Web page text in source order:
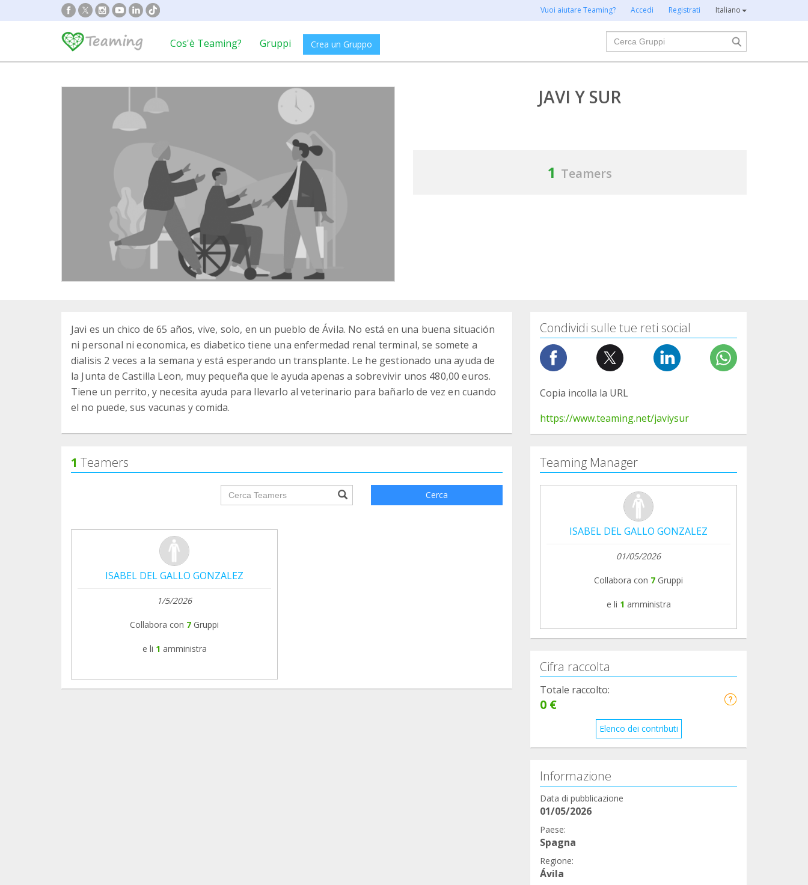
Vuoi aiutare Teaming? Accedi Registrati Italiano
Cos'è Teaming? Gruppi Crea un Gruppo
Cerca
JAVI Y SUR
1 Teamers
Javi es un chico de 65 años, vive, solo, en un pueblo de Ávila. No está en una buena situación
ni personal ni economica, es diabetico tiene una enfermedad renal terminal, se somete a
dialisis 2 veces a la semana y está esperando un transplante. Le he gestionado una ayuda de
la Junta de Castilla Leon, muy pequeña que le ayuda apenas a sobrevivir unos 480,00 euros.
Tiene un perrito, y necesita ayuda para llevarlo al veterinario para bañarlo de vez en cuando
el no puede, sus vacunas y comida.
1 Teamers
groupProfile.searchForm.search.text??? Cerca
ISABEL DEL GALLO GONZALEZ
1/5/2026
Collabora con 7 Gruppi
e li 1 amministra
Condividi sulle tue reti social
Copia incolla la URL
https://www.teaming.net/javiysur
Teaming Manager
ISABEL DEL GALLO GONZALEZ
01/05/2026
Collabora con 7 Gruppi
e li 1 amministra
Cifra raccolta
Totale raccolto:
0 €
Elenco dei contributi
Informazione
Data di pubblicazione
01/05/2026
Paese:
Spagna
Regione:
Ávila